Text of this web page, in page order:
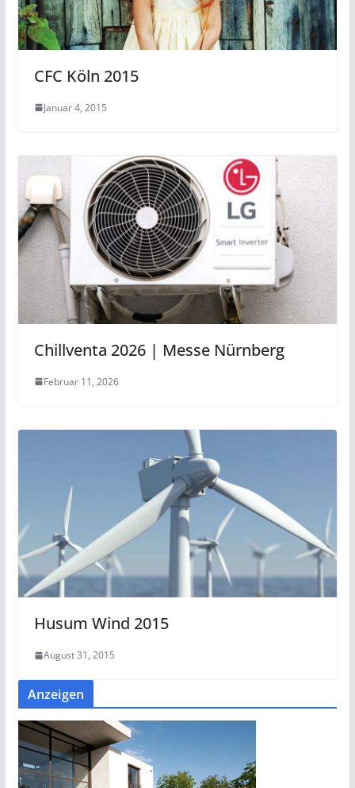
CFC Köln 2015
Januar 4, 2015
Chillventa 2026 | Messe Nürnberg
Februar 11, 2026
Husum Wind 2015
August 31, 2015
Anzeigen